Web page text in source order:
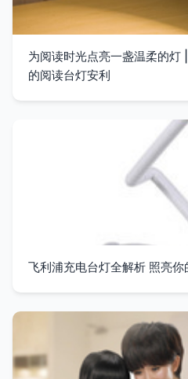
为阅读时光点亮一盏温柔的灯
的阅读台灯安利
飞利浦充电台灯全解析 照亮你